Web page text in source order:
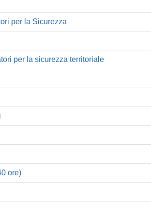
per la Sicurezza
per la sicurezza territoriale
ore)